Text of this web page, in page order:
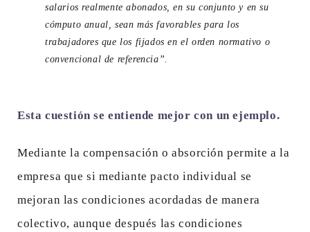
salarios realmente abonados, en su conjunto y en su
cómputo anual, sean más favorables para los
trabajadores que los fijados en el orden normativo o
convencional de referencia”.
Esta cuestión se entiende mejor con un ejemplo.
Mediante la compensación o absorción permite a la
empresa que si mediante pacto individual se
mejoran las condiciones acordadas de manera
colectivo, aunque después las condiciones